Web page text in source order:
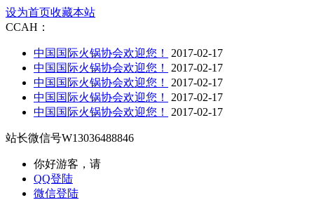
设为首页收藏本站
CCAH：
中国国际火锅协会欢迎您！
2017-02-17
中国国际火锅协会欢迎您！
2017-02-17
中国国际火锅协会欢迎您！
2017-02-17
中国国际火锅协会欢迎您！
2017-02-17
中国国际火锅协会欢迎您！
2017-02-17
站长微信号W13036488846
你好游客，请
QQ登陆
微信登陆